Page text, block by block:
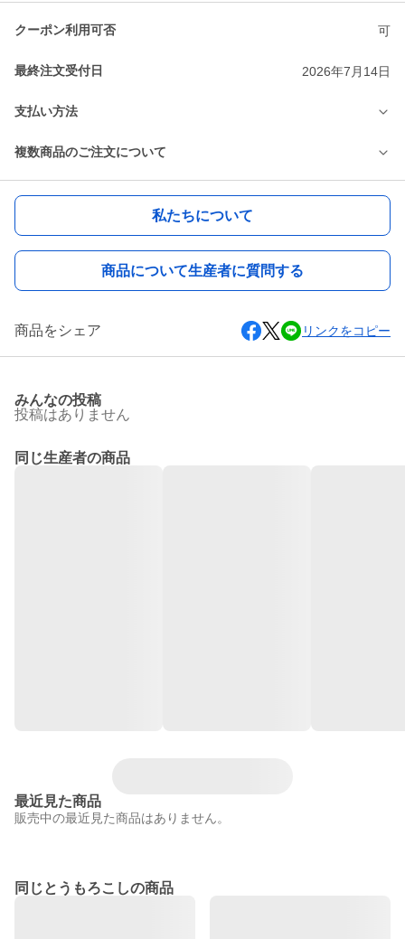
クーポン利用可否 可
最終注文受付日 2026年7月14日
支払い方法
複数商品のご注文について
私たちについて
商品について生産者に質問する
商品をシェア リンクをコピー
みんなの投稿
投稿はありません
同じ生産者の商品
最近見た商品
販売中の最近見た商品はありません。
同じとうもろこしの商品